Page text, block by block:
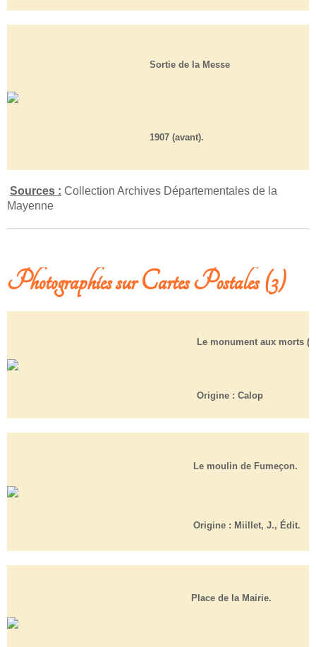
Sortie de la Messe
1907 (avant).
Sources : Collection Archives Départementales de la
Mayenne
Photographies sur Cartes Postales (3)
Le monument aux morts
Origine : Calop
Le moulin de Fumeçon.
Origine : Miillet, J., Édit.
Place de la Mairie.